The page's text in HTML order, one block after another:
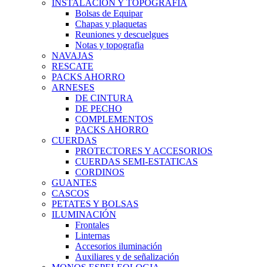
INSTALACION Y TOPOGRAFIA
Bolsas de Equipar
Chapas y plaquetas
Reuniones y descuelgues
Notas y topografia
NAVAJAS
RESCATE
PACKS AHORRO
ARNESES
DE CINTURA
DE PECHO
COMPLEMENTOS
PACKS AHORRO
CUERDAS
PROTECTORES Y ACCESORIOS
CUERDAS SEMI-ESTATICAS
CORDINOS
GUANTES
CASCOS
PETATES Y BOLSAS
ILUMINACIÓN
Frontales
Linternas
Accesorios iluminación
Auxiliares y de señalización